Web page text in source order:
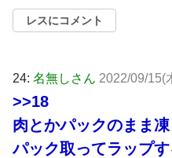
レスにコメント
24: 名無しさん 2022/09/15(
>>18
肉とかパックのまま
パック取ってラップ